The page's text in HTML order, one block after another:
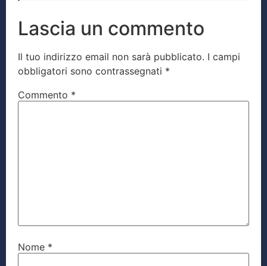
Lascia un commento
Il tuo indirizzo email non sarà pubblicato. I campi
obbligatori sono contrassegnati *
Commento *
Nome *